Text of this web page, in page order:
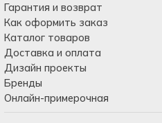
Гарантия и возврат
Как оформить заказ
Каталог товаров
Доставка и оплата
Дизайн проекты
Бренды
Онлайн-примерочная